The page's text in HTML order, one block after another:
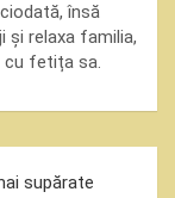
însă
și relaxa familia,
cu fetița sa.
supărate